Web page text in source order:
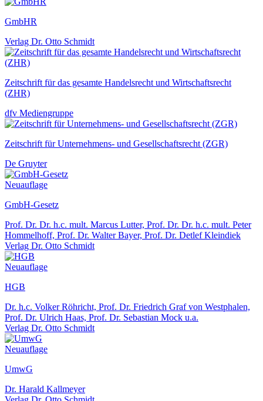
GmbHR
Verlag Dr. Otto Schmidt
Zeitschrift für das gesamte Handelsrecht und Wirtschaftsrecht
(ZHR)
dfv Mediengruppe
Zeitschrift für Unternehmens- und Gesellschaftsrecht (ZGR)
De Gruyter
Neuauflage
GmbH-Gesetz
Prof. Dr. Dr. h.c. mult. Marcus Lutter, Prof. Dr. Dr. h.c. mult. Peter
Hommelhoff, Prof. Dr. Walter Bayer, Prof. Dr. Detlef Kleindiek
Verlag Dr. Otto Schmidt
Neuauflage
HGB
Dr. h.c. Volker Röhricht, Prof. Dr. Friedrich Graf von Westphalen,
Prof. Dr. Ulrich Haas, Prof. Dr. Sebastian Mock u.a.
Verlag Dr. Otto Schmidt
Neuauflage
UmwG
Dr. Harald Kallmeyer